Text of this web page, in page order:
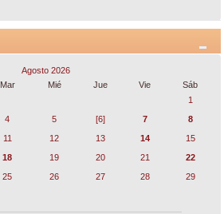
Agosto 2026
Mar Mié Jue Vie
Sáb
1
4 5 [6] 7
8
11 12 13 14
15
18 19 20 21
22
25 26 27 28
29